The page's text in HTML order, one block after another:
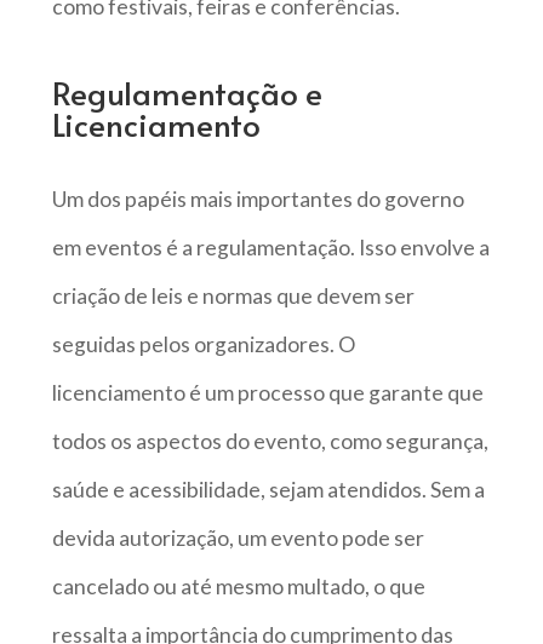
como festivais, feiras e conferências.
Regulamentação e
Licenciamento
Um dos papéis mais importantes do governo
em eventos é a regulamentação. Isso envolve a
criação de leis e normas que devem ser
seguidas pelos organizadores. O
licenciamento é um processo que garante que
todos os aspectos do evento, como segurança,
saúde e acessibilidade, sejam atendidos. Sem a
devida autorização, um evento pode ser
cancelado ou até mesmo multado, o que
ressalta a importância do cumprimento das